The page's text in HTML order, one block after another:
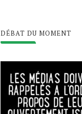
DÉBAT DU MOMENT